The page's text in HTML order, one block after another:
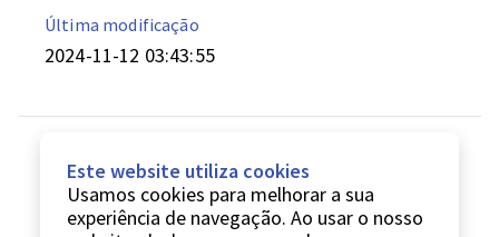
Última modificação
2024-11-12 03:43:55
Este website utiliza cookies
Usamos cookies para melhorar a sua
experiência de navegação. Ao usar o nosso